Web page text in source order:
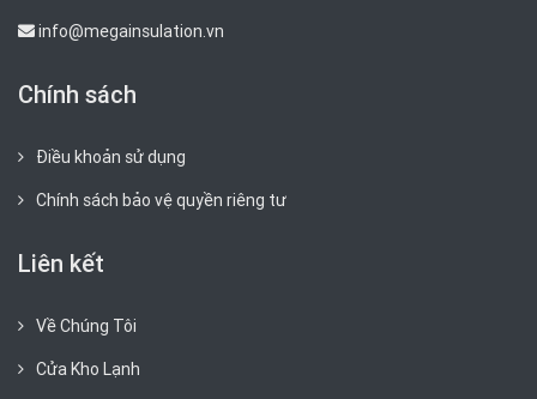
info@megainsulation.vn
Chính sách
Điều khoản sử dụng
Chính sách bảo vệ quyền riêng tư
Liên kết
Về Chúng Tôi
Cửa Kho Lạnh